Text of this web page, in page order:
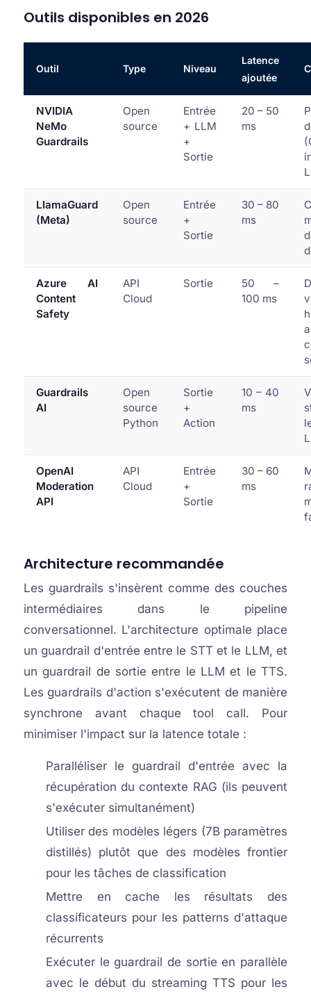
Outils disponibles en 2026
Outil Type Niveau
Latence
ajoutée
NVIDIA
NeMo
Guardrails
Open
source
Entrée
+ LLM
+
Sortie
20 – 50
ms
LlamaGuard
(Meta)
Open
source
Entrée
+
Sortie
30 – 80
ms
Azure AI
Content
Safety
API
Cloud
Sortie
50 –
100 ms
Guardrails
AI
Open
source
Python
Sortie
+
Action
10 – 40
ms
OpenAI
Moderation
API
API
Cloud
Entrée
+
Sortie
30 – 60
ms
Architecture recommandée
Les guardrails s'insèrent comme des couches
intermédiaires dans le pipeline
conversationnel. L'architecture optimale place
un guardrail d'entrée entre le STT et le LLM, et
un guardrail de sortie entre le LLM et le TTS.
Les guardrails d'action s'exécutent de manière
synchrone avant chaque tool call. Pour
minimiser l'impact sur la latence totale :
Paralléliser le guardrail d'entrée avec la
récupération du contexte RAG (ils peuvent
s'exécuter simultanément)
Utiliser des modèles légers (7B paramètres
distillés) plutôt que des modèles frontier
pour les tâches de classification
Mettre en cache les résultats des
classificateurs pour les patterns d'attaque
récurrents
Exécuter le guardrail de sortie en parallèle
avec le début du streaming TTS pour les